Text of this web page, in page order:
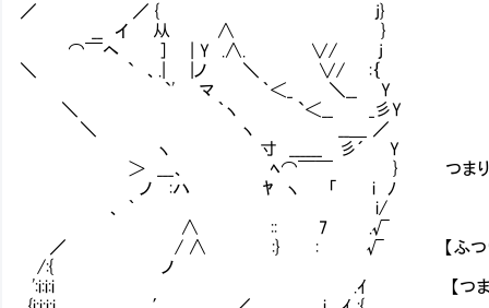
／ ／ { j}
__ イ 从 ∧ }
⌒￣ヘ ] | Y .∧. ∨/ j
＼ ` 、.| |ノ ＼ ∨/ :｛
`' マ ｀＜_ ＼__ Y
＼ ｀ヽ `＜__ _彡Y
＼ ヽ __＿ ／
ヽ 寸 ______ 彡´ Y
＞ ___、 ﾍ⌒￣￣ } つまり私の情報を
ノ :ハ ﾔ ヽ 「 i ﾉ
、 ｀ i/
∧ :: 7 .√
／ / ∧ :} : √ 【ふつりと、月の心に
/:{ ノ
':i:i:i .ｲ 【つまりこの怪人さえ居なければ